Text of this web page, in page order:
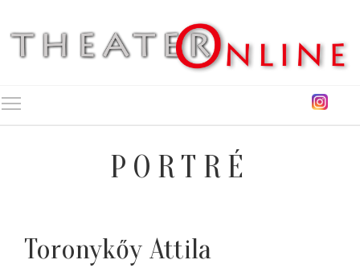
PORTRÉ
Toronykőy Attila